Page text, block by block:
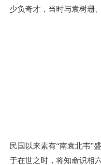
少负奇才，当时与袁树珊
民国以来素有“南袁北韦”
于在世之时，将知命识相